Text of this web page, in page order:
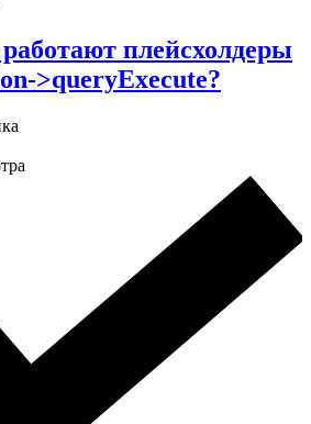
плейсхолдеры
>queryExecute?